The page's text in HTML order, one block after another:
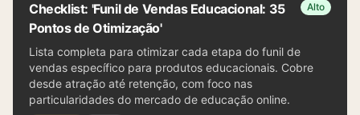
Checklist: 'Funil de Vendas Educacional: 35
Pontos de Otimização'
Alto
Lista completa para otimizar cada etapa do funil de
vendas específico para produtos educacionais. Cobre
desde atração até retenção, com foco nas
particularidades do mercado de educação online.